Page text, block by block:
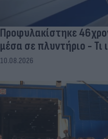
Προφυλακίστηκε
μέσα σε πλυντήριο - Τι
10.08.2026